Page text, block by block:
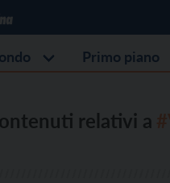
Primo piano
relativi a